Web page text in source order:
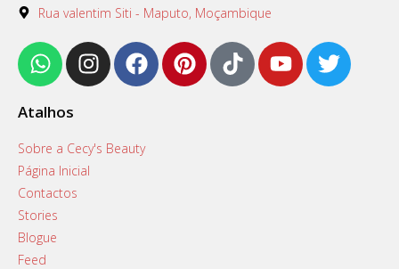
Rua valentim Siti - Maputo, Moçambique
Atalhos
Sobre a Cecy's Beauty
Página Inicial
Contactos
Stories
Blogue
Feed